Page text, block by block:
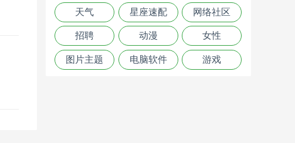
天气 星座速配 网络社区
招聘 动漫 女性
图片主题 电脑软件 游戏